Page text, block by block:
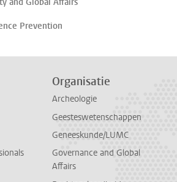
Prevention
Organisatie
Archeologie
Geesteswetenschappen
Geneeskunde/LUMC
Governance and Global
Affairs